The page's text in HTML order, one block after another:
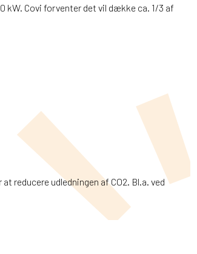
kW. Covi forventer det vil dække ca. 1/3 af
reducere udledningen af CO2. Bl.a. ved